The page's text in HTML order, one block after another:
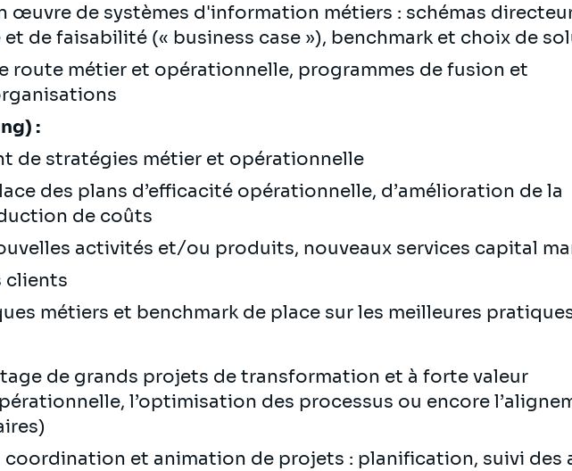
œuvre de systèmes d'information métiers : schémas
de faisabilité (« business case »), benchmark et choix de
route métier et opérationnelle, programmes de fusion et
:
de stratégies métier et opérationnelle
des plans d’efficacité opérationnelle, d’amélioration de la
de coûts
activités et/ou produits, nouveaux services capital
clients
métiers et benchmark de place sur les meilleures
de grands projets de transformation et à forte valeur
l’optimisation des processus ou encore
coordination et animation de projets : planification, suivi des